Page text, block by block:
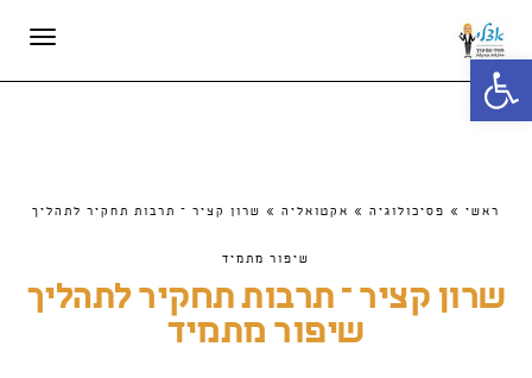
פתח סרגל נגישות
ראשי » פסיכולוגיה » אקטואליה » שרון קציר – תרבות תחקיר לתהליך
שיפור מתמיד
שרון קציר – תרבות תחקיר לתהליך
שיפור מתמיד